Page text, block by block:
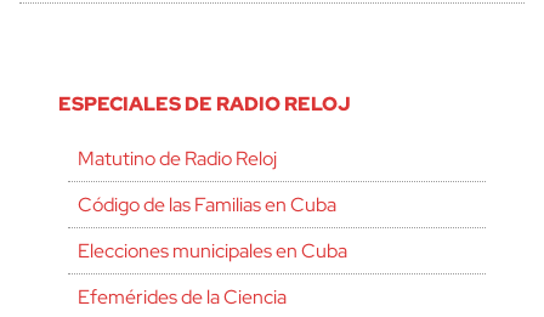
ESPECIALES DE RADIO RELOJ
Matutino de Radio Reloj
Código de las Familias en Cuba
Elecciones municipales en Cuba
Efemérides de la Ciencia